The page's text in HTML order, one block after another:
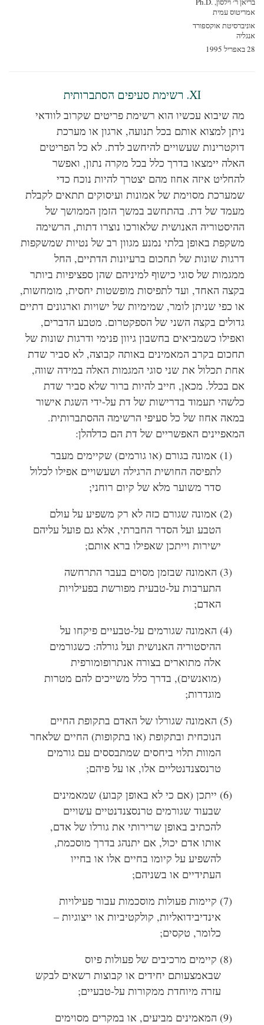
עמית
אוקספורד
מה שיבוא עכשיו הוא רשימת פריטים שקרוב לוודאי
ניתן למצוא אותם בכל תנועה, ארגון או מערכת
דוקטרינות שעשויים להיחשב לדת. לא כל הפריטים
האלה יימצאו בדרך כלל בכל מקרה נתון, ואפשר
להחליט איזה אחוז מהם יצטרך להיות נוכח כדי
שמערכת מסוימת של אמונות ועיסוקים תתאים לקבלת
מעמד של דת. בהתחשבבמשך הזמן הממושך של
ההיסטוריה האנושית שלאורכו נוצרו דתות, הרשימה
משקפת באופן בלתי נמנע מגוון רב של נטיות שמשקפות
דרגות שונות של תחכום ברעיונות הדתיים, החל
ממגמות של סוגי כישוף למיניהם שהן ספציפיות ביותר
בקצה האחד, ועד לתפיסות מופשטות יחסית, מומחשות,
או כפי שניתן לומר, שמימיות של ישויות וארגונים דתיים
גדולים בקצה השני של הספקטרום. מטבע הדברים,
ואפילו כשמביאים בחשבון גיוון פנימי ודרגות שונות של
תחכום בקרב המאמינים באותה קבוצה, לא סביר שדת
אחת תכלול את שני סוגי המגמות האלה במידה שווה,
אם בכלל. מכאן, חייב להיות ברור שלא סביר שדת
כלשהי תעמוד בדרישות של דת על-ידי השגת אישור
במאה אחוז של כל סעיפי הרשימה ההסתברותית.
המאפיינים האפשריים של דת הם כדלהלן:
(1) אמונה בגורם (או גורמים) שקיימים מעבר
לתפיסה החושית הרגילה ושעשויים אפילו לכלול
סדר משוער מלא של קיום רוחני;
(2) אמונה שגורם כזה לא רק משפיע על עולם
הטבע ועל הסדר החברתי, אלא גם פועל עליהם
ישירות וייתכן שאפילו ברא אותם;
(3) האמונה שבזמן מסוים בעבר התרחשה
התערבות על-טבעית מפורשת בפעילויות
האדם;
(4) האמונה שגורמים על-טבעיים פיקחו על
ההיסטוריה האנושית ועל גורלה: כשגורמים
אלה מתוארים בצורה אנתרופומורפית
(מואנשים), בדרך כלל משייכים להם מטרות
מוגדרות;
(5) האמונה שגורלו של האדם בתקופת החיים
הנוכחית ובתקופת (או בתקופות) החיים שלאחר
המוות תלוי ביחסים שמתבססים עם גורמים
טרנסצנדנטליים אלו, או על פיהם;
(6) ייתכן (אם כי לא באופן קבוע) שמאמינים
שבעוד שגורמים טרנסצנדנטיים עשויים
להכתיב באופן שרירותי את גורלו של אדם,
אותו אדם יכול, אם יתנהג בדרך מוסכמת,
להשפיע על קיומו בחיים אלו או בחייו
העתידיים או בשניהם;
(7) קיימות פעולות מוסכמות עבור פעילויות
אינדיבידואליות, קולקטיביות או ייצוגיות –
כלומר, טקסים;
(8) קיימים מרכיבים של פעולות פיוס
שבאמצעותם יחידים או קבוצות רשאים לבקש
עזרה מיוחדת ממקורות על-טבעיים;
(9) המאמינים מביעים, או במקרים מסוימים